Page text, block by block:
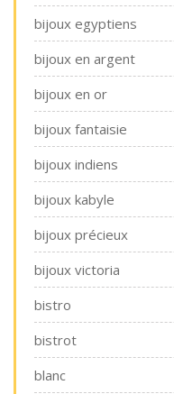
bijoux egyptiens
bijoux en argent
bijoux en or
bijoux fantaisie
bijoux indiens
bijoux kabyle
bijoux précieux
bijoux victoria
bistro
bistrot
blanc